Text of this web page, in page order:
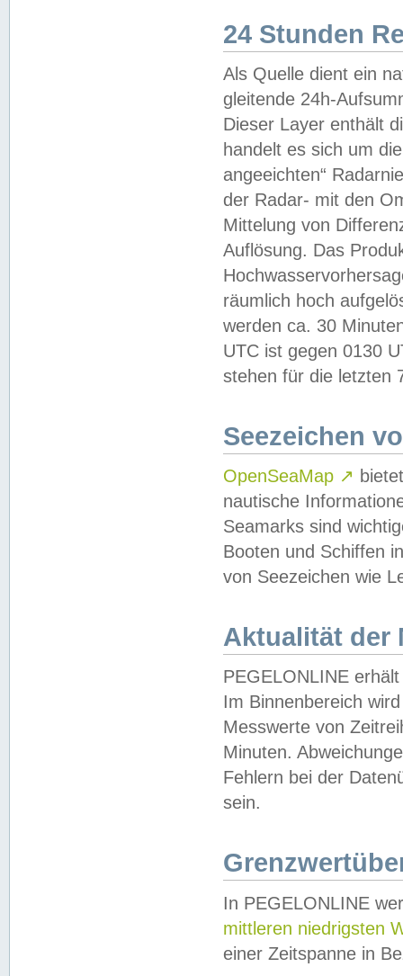
24 Stunden
Als Quelle dient ein
gleitende 24h-
Dieser Layer enthält
handelt es sich um
angeeichten“
der Radar- mit den
Mittelung von
Auflösung. Das
räumlich hoch
werden ca. 30
UTC ist gegen 0130
stehen für die letzten
Seezeichen
OpenSeaMap ↗
nautische
Seamarks sind
Booten und Schiffen
von Seezeichen wie
Aktualität der
PEGELONLINE
Im Binnenbereich
Messwerte von
Minuten.
Fehlern bei der
sein.
In PEGELONLINE
mittleren niedrigsten
einer Zeitspanne in